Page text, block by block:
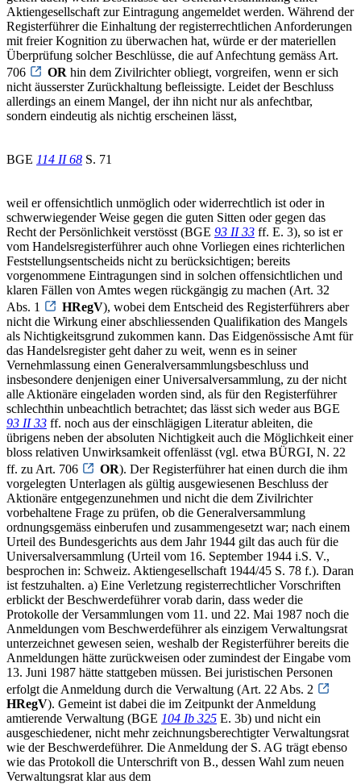
Aktiengesellschaft zur Eintragung angemeldet werden. Während der
Registerführer die Einhaltung der registerrechtlichen Anforderungen
mit freier Kognition zu überwachen hat, würde er der materiellen
Überprüfung solcher Beschlüsse, die auf Anfechtung gemäss Art.
706
OR hin dem Zivilrichter obliegt, vorgreifen, wenn er sich
nicht äusserster Zurückhaltung befleissigte. Leidet der Beschluss
allerdings an einem Mangel, der ihn nicht nur als anfechtbar,
sondern eindeutig als nichtig erscheinen lässt,
BGE 114 II 68 S. 71
weil er offensichtlich unmöglich oder widerrechtlich ist oder in
schwerwiegender Weise gegen die guten Sitten oder gegen das
Recht der Persönlichkeit verstösst (BGE 93 II 33 ff. E. 3), so ist er
vom Handelsregisterführer auch ohne Vorliegen eines richterlichen
Feststellungsentscheids nicht zu berücksichtigen; bereits
vorgenommene Eintragungen sind in solchen offensichtlichen und
klaren Fällen von Amtes wegen rückgängig zu machen (Art. 32
Abs. 1
HRegV), wobei dem Entscheid des Registerführers aber
nicht die Wirkung einer abschliessenden Qualifikation des Mangels
als Nichtigkeitsgrund zukommen kann. Das Eidgenössische Amt für
das Handelsregister geht daher zu weit, wenn es in seiner
Vernehmlassung einen Generalversammlungsbeschluss und
insbesondere denjenigen einer Universalversammlung, zu der nicht
alle Aktionäre eingeladen worden sind, als für den Registerführer
schlechthin unbeachtlich betrachtet; das lässt sich weder aus BGE
93 II 33 ff. noch aus der einschlägigen Literatur ableiten, die
übrigens neben der absoluten Nichtigkeit auch die Möglichkeit einer
bloss relativen Unwirksamkeit offenlässt (vgl. etwa BÜRGI, N. 22
ff. zu Art. 706
OR). Der Registerführer hat einen durch die ihm
vorgelegten Unterlagen als gültig ausgewiesenen Beschluss der
Aktionäre entgegenzunehmen und nicht die dem Zivilrichter
vorbehaltene Frage zu prüfen, ob die Generalversammlung
ordnungsgemäss einberufen und zusammengesetzt war; nach einem
Urteil des Bundesgerichts aus dem Jahr 1944 gilt das auch für die
Universalversammlung (Urteil vom 16. September 1944 i.S. V.,
besprochen in: Schweiz. Aktiengesellschaft 1944/45 S. 78 f.). Daran
ist festzuhalten. a) Eine Verletzung registerrechtlicher Vorschriften
erblickt der Beschwerdeführer vorab darin, dass weder die
Protokolle der Versammlungen vom 11. und 22. Mai 1987 noch die
Anmeldungen vom Beschwerdeführer als einzigem Verwaltungsrat
unterzeichnet gewesen seien, weshalb der Registerführer bereits die
Anmeldungen hätte zurückweisen oder zumindest der Eingabe vom
13. Juni 1987 hätte stattgeben müssen. Bei juristischen Personen
erfolgt die Anmeldung durch die Verwaltung (Art. 22 Abs. 2
HRegV). Gemeint ist dabei die im Zeitpunkt der Anmeldung
amtierende Verwaltung (BGE 104 Ib 325 E. 3b) und nicht ein
ausgeschiedener, nicht mehr zeichnungsberechtigter Verwaltungsrat
wie der Beschwerdeführer. Die Anmeldung der S. AG trägt ebenso
wie das Protokoll die Unterschrift von B., dessen Wahl zum neuen
Verwaltungsrat klar aus dem